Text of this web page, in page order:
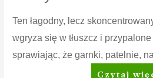
Ten łagodny, lecz
wgryza się w tłuszcz i
sprawiając, że garnki, patelnie,
Dish
Czytaj